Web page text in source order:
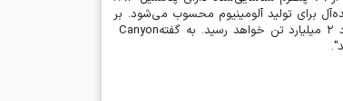
برای تولید آلومینیوم محسوب می‌شود. بر
۲ میلیارد تن خواهد رسید. به گفتهCanyon
."